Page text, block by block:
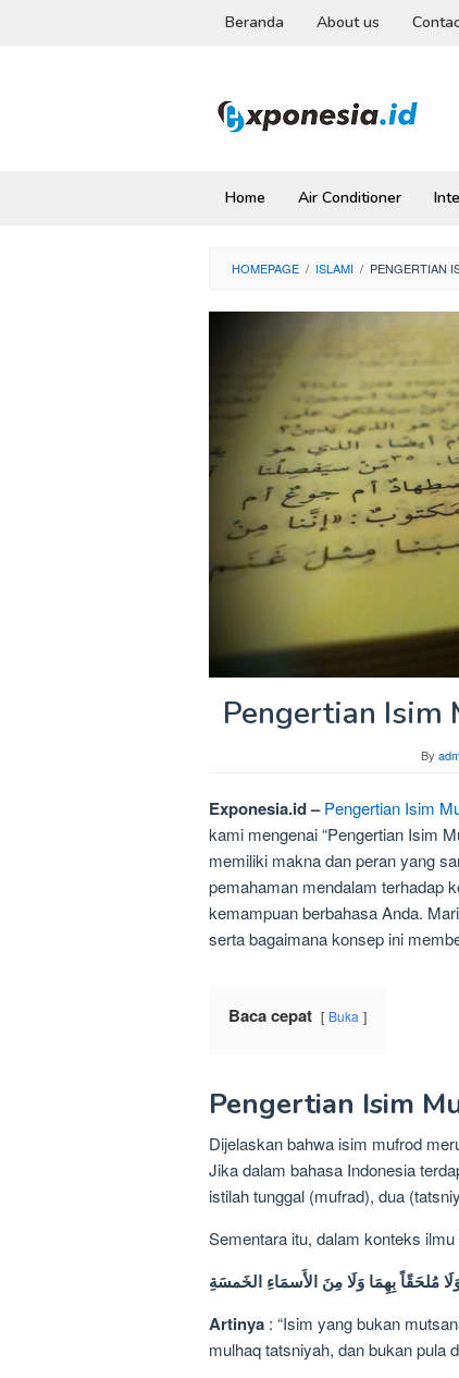
Beranda About us
Home Air Conditioner
HOMEPAGE / ISLAMI / PENGERTIAN
Pengertian Isim
By
Exponesia.id – Pengertian Isim
kami mengenai “Pengertian Isim
memiliki makna dan peran yang
pemahaman mendalam terhadap
kemampuan berbahasa Anda.
serta bagaimana konsep ini
Baca cepat Buka
Pengertian Isim
Dijelaskan bahwa isim mufrod
Jika dalam bahasa Indonesia
istilah tunggal (mufrad), dua
Sementara itu, dalam konteks
مُلحَقًاً بِهِمَا وَلَا مِنَ الأَسمَاءِ الخَمسَةِ
Artinya : “Isim yang bukan
mulhaq tatsniyah, dan bukan pula